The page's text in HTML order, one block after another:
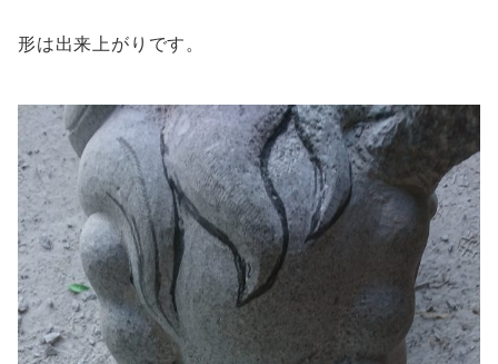
形は出来上がりです。